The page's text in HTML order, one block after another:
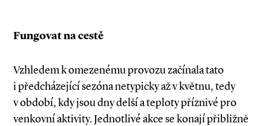
Fungovat na cestě
Vzhledem k omezenému provozu začínala ta­­to
i předcházející sezóna netypicky až v květnu, tedy
v období, kdy jsou dny delší a teploty příznivé pro
venkovní aktivity. Jednotlivé akce se konají přibližně